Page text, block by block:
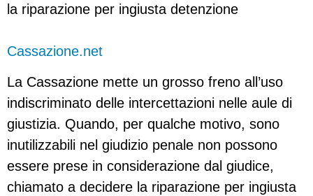
la riparazione per ingiusta detenzione
Cassazione.net
La Cassazione mette un grosso freno all’uso
indiscriminato delle intercettazioni nelle aule di
giustizia. Quando, per qualche motivo, sono
inutilizzabili nel giudizio penale non possono
essere prese in considerazione dal giudice,
chiamato a decidere la riparazione per ingiusta